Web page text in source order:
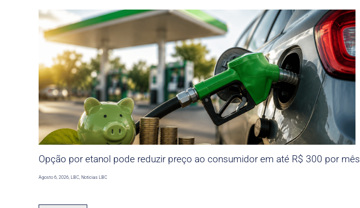
Opção por etanol pode reduzir preço ao consumidor em até R$ 300 por mês
Agosto 6, 2026,LBC,Noticias LBC